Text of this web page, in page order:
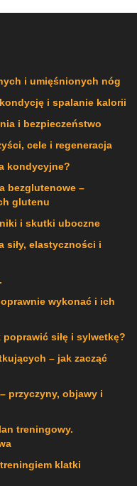
i umięśnionych nóg
i spalanie kalorii
i bezpieczeństwo
cele i regeneracja
kondycyjne?
bezglutenowe –
glutenu
i skutki uboczne
siły, elastyczności i
wykonać i ich
siłę i sylwetkę?
– jak zacząć
przyczyny, objawy i
treningowy.
klatki